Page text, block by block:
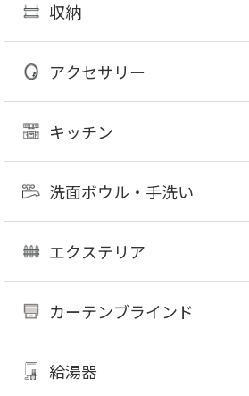
収納
アクセサリー
キッチン
洗面ボウル・手洗い
エクステリア
カーテンブラインド
給湯器